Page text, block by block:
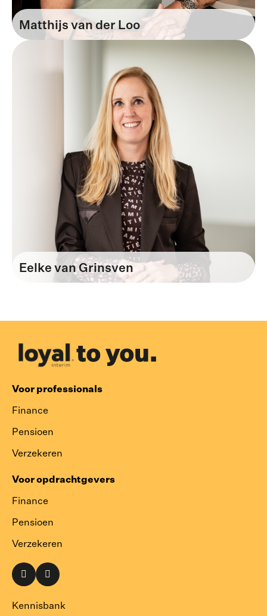
Matthijs van der Loo
Business Unit Manager
Eelke van Grinsven
Operationeel directeur
Voor professionals
Finance
Pensioen
Verzekeren
Voor opdrachtgevers
Finance
Pensioen
Verzekeren
Naar
onze
paginapagina
Kennisbank